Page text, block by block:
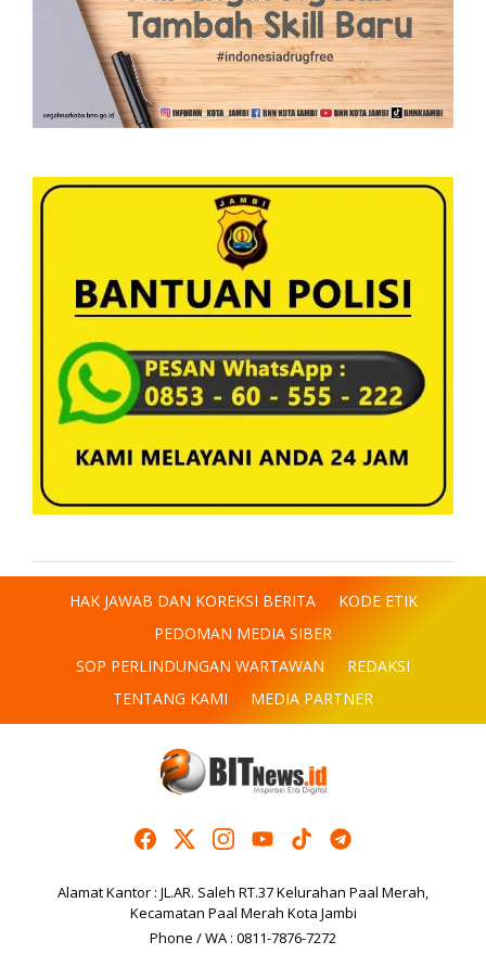
HAK JAWAB DAN KOREKSI BERITA
KODE ETIK
PEDOMAN MEDIA SIBER
SOP PERLINDUNGAN WARTAWAN
REDAKSI
TENTANG KAMI
MEDIA PARTNER
Alamat Kantor : JL.AR. Saleh RT.37 Kelurahan Paal Merah,
Kecamatan Paal Merah Kota Jambi
Phone / WA : 0811-7876-7272